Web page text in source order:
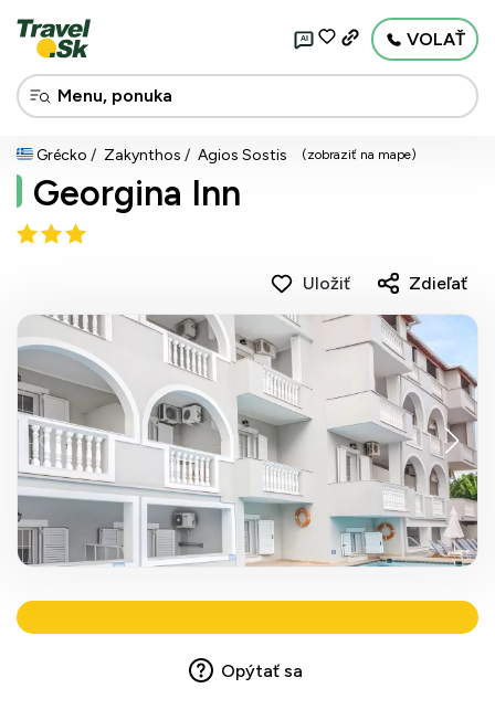
AI VOLAŤ
Grécko Zakynthos Agios Sostis (zobraziť na mape)
Georgina Inn
Uložiť Zdieľať
Opýtať sa